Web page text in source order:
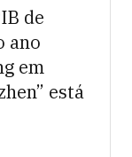
de
ano
em
está